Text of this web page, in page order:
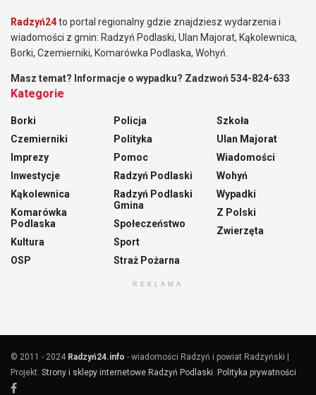
Radzyń24to portal regionalny gdzie znajdziesz wydarzenia i
wiadomości z gmin: Radzyń Podlaski, Ulan Majorat, Kąkolewnica,
Borki, Czemierniki, Komarówka Podlaska, Wohyń.
Masz temat? Informacje o wypadku? Zadzwoń 534-824-633
Kategorie
Borki
Czemierniki
Imprezy
Inwestycje
Kąkolewnica
Komarówka
Podlaska
Kultura
OSP
Policja
Polityka
Pomoc
Radzyń Podlaski
Radzyń Podlaski
Gmina
Społeczeństwo
Sport
Straż Pożarna
Szkoła
Ulan Majorat
Wiadomości
Wohyń
Wypadki
Z Polski
Zwierzęta
REKLAMA
© 2011 - 2024 Radzyń24.info - wiadomości Radzyń i powiat Radzyński |
Projekt: Strony i sklepy internetowe Radzyń Podlaski Polityka prywatności